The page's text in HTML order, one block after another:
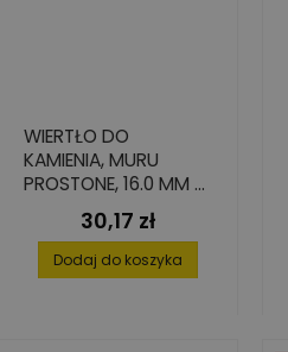
WIERTŁO DO
KAMIENIA, MURU
PROSTONE, 16.0 MM X
150 MM X 200 MM
Cena
30,17 zł
Dodaj do koszyka